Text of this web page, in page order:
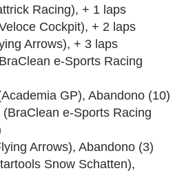
Racing), + 1 laps
Cockpit), + 2 laps
Arrows), + 3 laps
e-Sports Racing
GP), Abandono (10)
e-Sports Racing
Arrows), Abandono (3)
Snow Schatten),